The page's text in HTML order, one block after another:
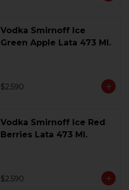
Vodka Smirnoff Ice
Green Apple Lata 473 Ml.
$2.590
Vodka Smirnoff Ice Red
Berries Lata 473 Ml.
$2.590